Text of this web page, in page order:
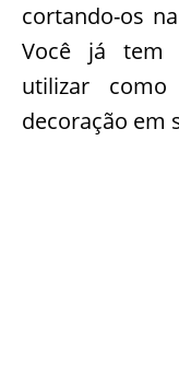
cortando-os
Você já tem
utilizar
decoração em